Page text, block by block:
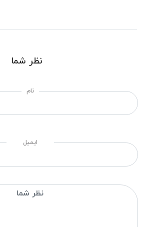
نظر شما
نام
ایمیل